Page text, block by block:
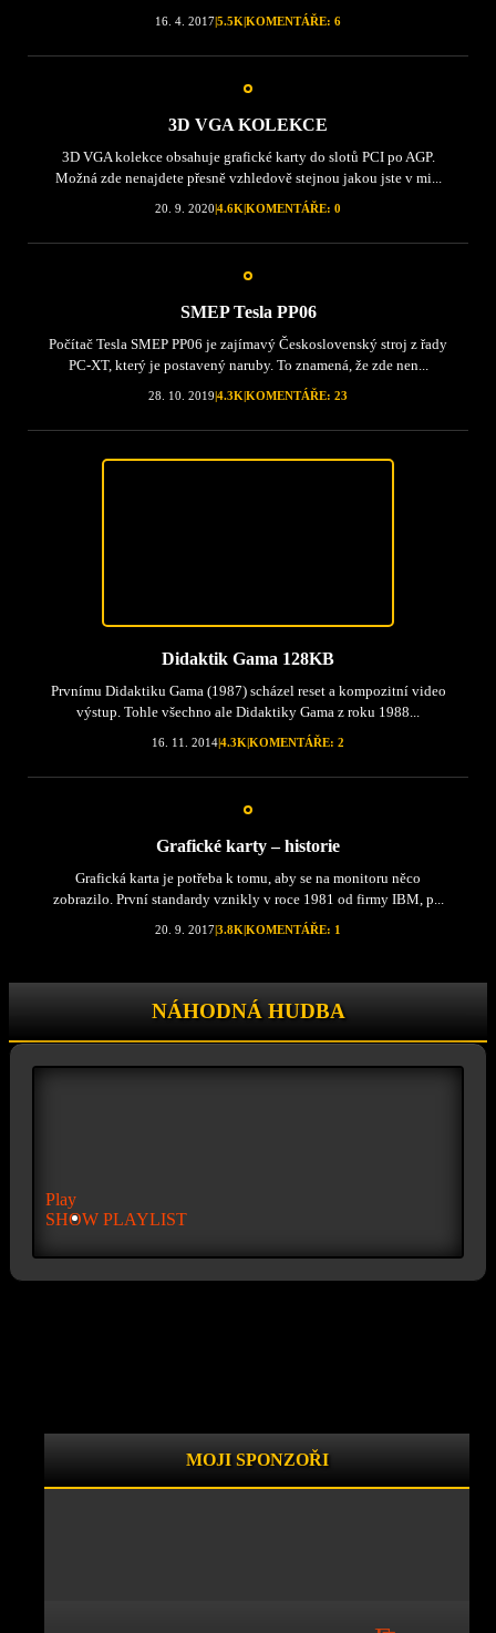
16. 4. 2017|5.5K|KOMENTÁŘE: 6
3D VGA KOLEKCE
3D VGA kolekce obsahuje grafické karty do slotů PCI po AGP.
Možná zde nenajdete přesně vzhledově stejnou jakou jste v mi...
20. 9. 2020|4.6K|KOMENTÁŘE: 0
SMEP Tesla PP06
Počítač Tesla SMEP PP06 je zajímavý Československý stroj z řady
PC-XT, který je postavený naruby. To znamená, že zde nen...
28. 10. 2019|4.3K|KOMENTÁŘE: 23
Didaktik Gama 128KB
Prvnímu Didaktiku Gama (1987) scházel reset a kompozitní video
výstup. Tohle všechno ale Didaktiky Gama z roku 1988...
16. 11. 2014|4.3K|KOMENTÁŘE: 2
Grafické karty – historie
Grafická karta je potřeba k tomu, aby se na monitoru něco
zobrazilo. První standardy vznikly v roce 1981 od firmy IBM, p...
20. 9. 2017|3.8K|KOMENTÁŘE: 1
NÁHODNÁ HUDBA
Play
SHOW PLAYLIST
MOJI SPONZOŘI